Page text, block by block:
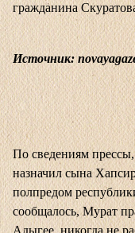
гражданина
Источник:
По сведениям
назначил сына
полпредом
сообщалось, Мурат